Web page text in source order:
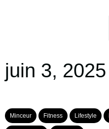
juin 3, 2025
Minceur Fitness Lifestyle